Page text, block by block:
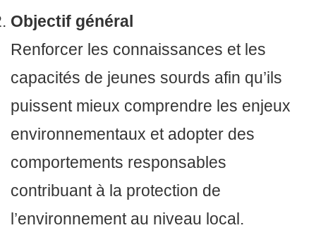
Objectif général
Renforcer les connaissances et les
capacités de jeunes sourds afin qu’ils
puissent mieux comprendre les enjeux
environnementaux et adopter des
comportements responsables
contribuant à la protection de
l’environnement au niveau local.